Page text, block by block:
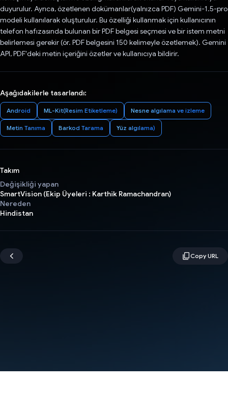
duyurulur. Ayrıca, özetlenen dokümanlar(yalnızca PDF) Gemini-1.5-pro
modeli kullanılarak oluşturulur. Bu özelliği kullanmak için kullanıcının
telefon hafızasında bulunan bir PDF belgesi seçmesi ve bir istem metni
belirlemesi gerekir (ör. PDF belgesini 150 kelimeyle özetlemek). Gemini
API, PDF'deki metin içeriğini özetler ve kullanıcıya bildirir.
Aşağıdakilerle tasarlandı:
Android ML-Kit(Resim Etiketleme) Nesne algılama ve izleme
Metin Tanıma Barkod Tarama Yüz algılama)
Takım
Değişikliği yapan
SmartVision (Ekip Üyeleri : Karthik Ramachandran)
Nereden
Hindistan